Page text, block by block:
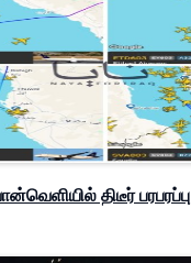
திடீர் பரபரப்பு